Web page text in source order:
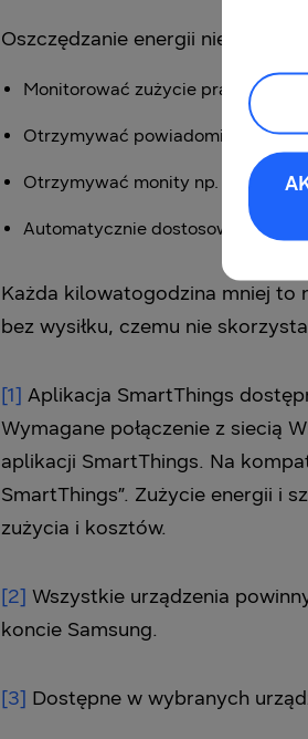
Oszczędzanie energii nie
Monitorować zużycie prądu i
Otrzymywać powiadomienia o
Otrzymywać monity np. o
Automatycznie dostosowywać
Każda kilowatogodzina mniej to
bez wysiłku, czemu nie
[1] Aplikacja SmartThings
Wymagane połączenie z siecią
aplikacji SmartThings. Na
SmartThings”. Zużycie energii i
zużycia i kosztów.
[2] Wszystkie urządzenia
koncie Samsung.
[3] Dostępne w wybranych